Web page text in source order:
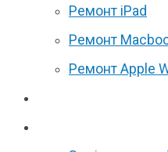
Ремонт iPad
Ремонт
Ремонт Apple